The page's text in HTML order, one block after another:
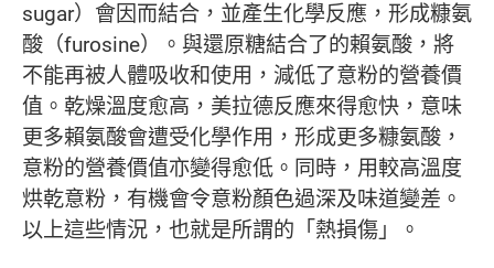
sugar）會因而結合，並產生化學反應，形成糠氨
酸（furosine）。與還原糖結合了的賴氨酸，將
不能再被人體吸收和使用，減低了意粉的營養價
值。乾燥溫度愈高，美拉德反應來得愈快，意味
更多賴氨酸會遭受化學作用，形成更多糠氨酸，
意粉的營養價值亦變得愈低。同時，用較高溫度
烘乾意粉，有機會令意粉顏色過深及味道變差。
以上這些情況，也就是所謂的「熱損傷」。